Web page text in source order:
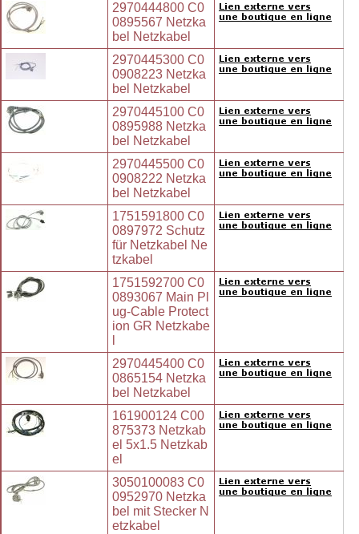
2970444800 C0
0895567 Netzka
bel Netzkabel
2970445300 C0
0908223 Netzka
bel Netzkabel
2970445100 C0
0895988 Netzka
bel Netzkabel
2970445500 C0
0908222 Netzka
bel Netzkabel
1751591800 C0
0897972 Schutz
für Netzkabel Ne
tzkabel
1751592700 C0
0893067 Main Pl
ug-Cable Protect
ion GR Netzkabe
2970445400 C0
0865154 Netzka
bel Netzkabel
161900124 C00
875373 Netzkab
el 5x1.5 Netzkab
el
3050100083 C0
0952970 Netzka
bel mit Stecker N
etzkabel